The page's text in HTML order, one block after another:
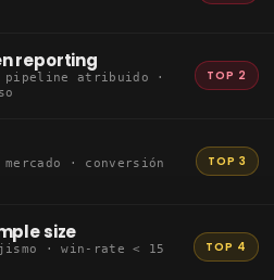
reporting
pipeline atribuido ·
TOP 2
· conversión
TOP 3
size
· win-rate < 15
TOP 4